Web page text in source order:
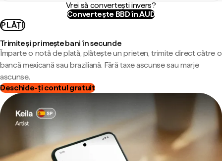
Vrei să convertești invers?
Convertește BBD în AUD
PLĂȚI
Trimite și primește bani în secunde
Împarte o notă de plată, plătește un prieten, trimite direct către o
bancă mexicană sau braziliană. Fără taxe ascunse sau marje
ascunse.
Deschide-ți contul gratuit